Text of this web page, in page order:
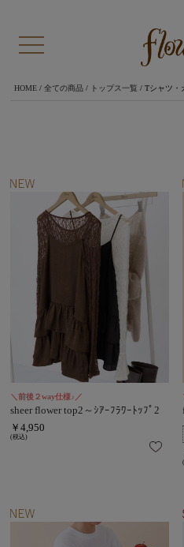
HOME/ 全ての商品/ トップス一覧 / Tシャツ・
＼前後２way仕様♪／
sheer flower top2～ｼｱｰﾌﾗﾜｰﾄｯﾌﾟ2
￥4,950
(税込)